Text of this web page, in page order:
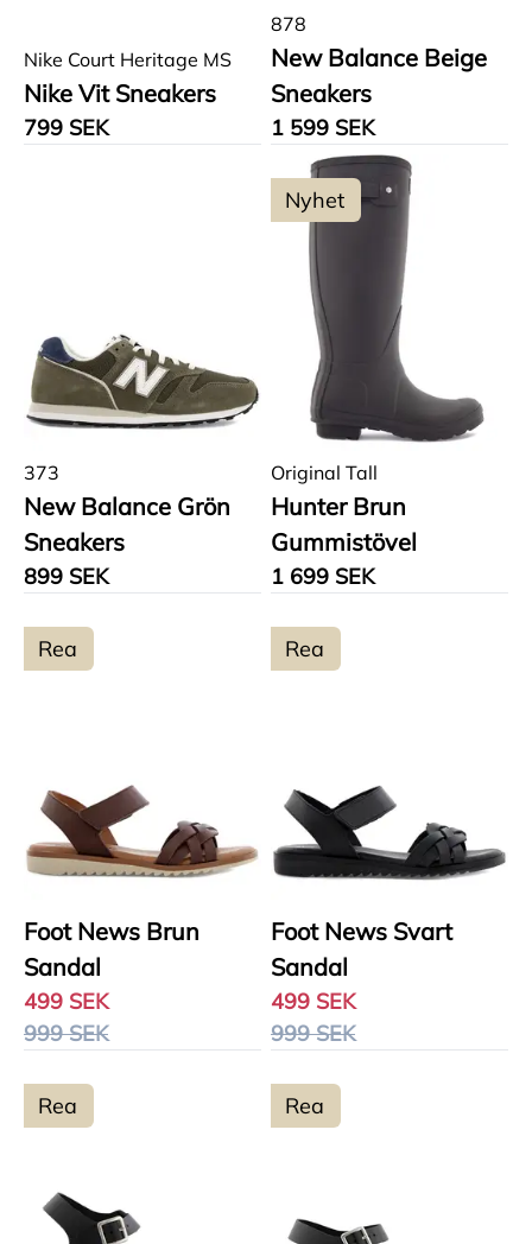
Nike Court Heritage MS
Nike Vit Sneakers
799 SEK
878
New Balance Beige
Sneakers
1 599 SEK
373
New Balance Grön
Sneakers
899 SEK
Nyhet
Original Tall
Hunter Brun
Gummistövel
1 699 SEK
Rea
Foot News Brun
Sandal
499 SEK
999 SEK
Rea
Foot News Svart
Sandal
499 SEK
999 SEK
Rea Rea